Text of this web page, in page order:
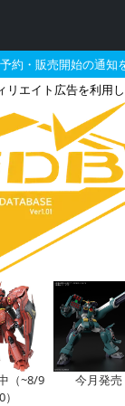
約・販売開始の通知
リエイト広告を利用し
プショ
（~8/9
今月発売